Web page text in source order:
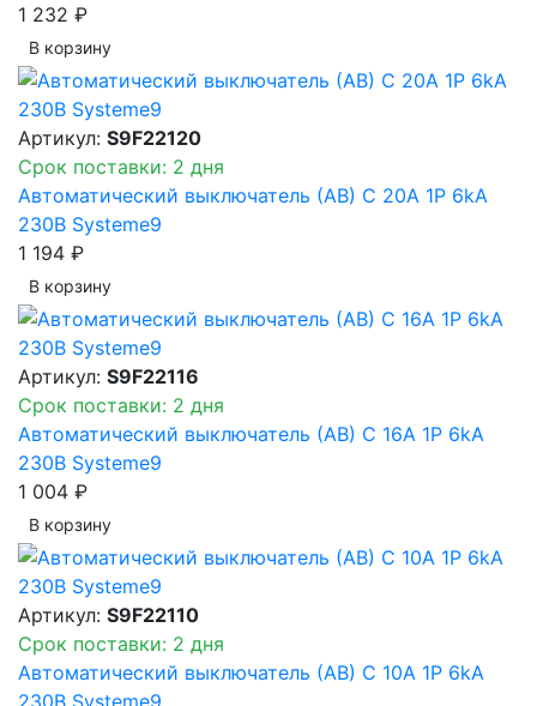
1 232 ₽
В корзинy
Артикул: S9F22120
Срок поставки: 2 дня
Автоматический выключатель (АВ) C 20A 1P 6kA
230В Systeme9
1 194 ₽
В корзинy
Артикул: S9F22116
Срок поставки: 2 дня
Автоматический выключатель (АВ) C 16A 1P 6kA
230В Systeme9
1 004 ₽
В корзинy
Артикул: S9F22110
Срок поставки: 2 дня
Автоматический выключатель (АВ) C 10A 1P 6kA
230В Systeme9